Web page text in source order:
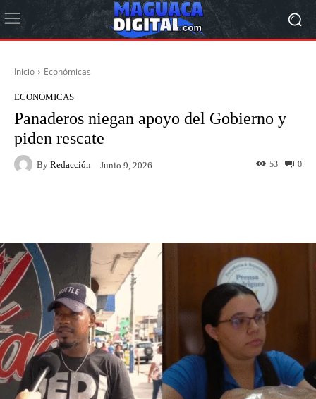
Inicio Económicas
ECONÓMICAS
Panaderos niegan apoyo del Gobierno y
piden rescate
By Redacción Junio 9, 2026 0
53